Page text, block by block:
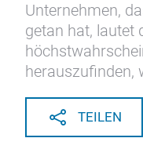
Unternehmen,
getan hat, lautet
herauszufinden,
TEILEN